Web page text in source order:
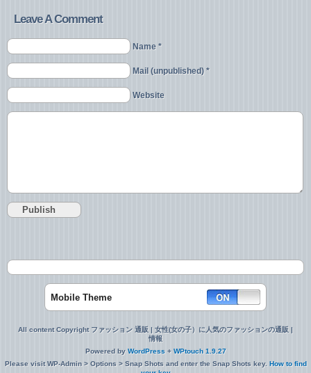
Leave A Comment
Name *
Mail (unpublished) *
Website
Mobile Theme
All content Copyright ファッション 通販 | 女性(女の子）に人気のファッションの通販 |
情報
Powered by WordPress + WPtouch 1.9.27
Please visit WP-Admin > Options > Snap Shots and enter the Snap Shots key. How to find